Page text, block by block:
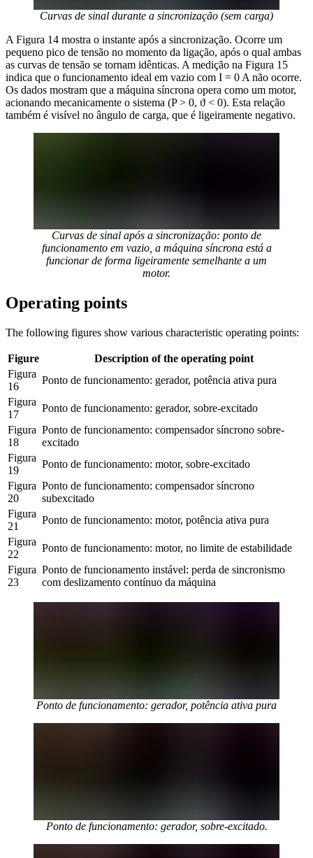
Curvas de sinal durante a sincronização (sem carga)
A Figura 14 mostra o instante após a sincronização. Ocorre um
pequeno pico de tensão no momento da ligação, após o qual ambas
as curvas de tensão se tornam idênticas. A medição na Figura 15
indica que o funcionamento ideal em vazio com I = 0 A não ocorre.
Os dados mostram que a máquina síncrona opera como um motor,
acionando mecanicamente o sistema (P > 0, ϑ < 0). Esta relação
também é visível no ângulo de carga, que é ligeiramente negativo.
Curvas de sinal após a sincronização: ponto de
funcionamento em vazio, a máquina síncrona está a
funcionar de forma ligeiramente semelhante a um
motor.
Operating points
The following figures show various characteristic operating points:
Figure
Description of the operating point
Figura
16
Ponto de funcionamento: gerador, potência ativa pura
Figura
17
Ponto de funcionamento: gerador, sobre-excitado
Figura
18
Ponto de funcionamento: compensador síncrono sobre-
excitado
Figura
19
Ponto de funcionamento: motor, sobre-excitado
Figura
20
Ponto de funcionamento: compensador síncrono
subexcitado
Figura
21
Ponto de funcionamento: motor, potência ativa pura
Figura
22
Ponto de funcionamento: motor, no limite de estabilidade
Figura
23
Ponto de funcionamento instável: perda de sincronismo
com deslizamento contínuo da máquina
Ponto de funcionamento: gerador, potência ativa pura
Ponto de funcionamento: gerador, sobre-excitado.